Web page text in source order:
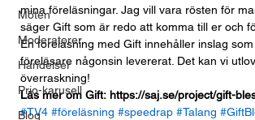
Möten
Moderatorer
Händelser
Prio-karusell
Blog
mina föreläsningar. Jag vill vara rösten för
säger Gift som är redo att komma till er och
En föreläsning med Gift innehåller inslag
föreläsare någonsin levererat. Det kan vi
överraskning!
Läs mer om Gift: https://saj.se/project/gift-
#TV4 #föreläsning #speedrap #Talang